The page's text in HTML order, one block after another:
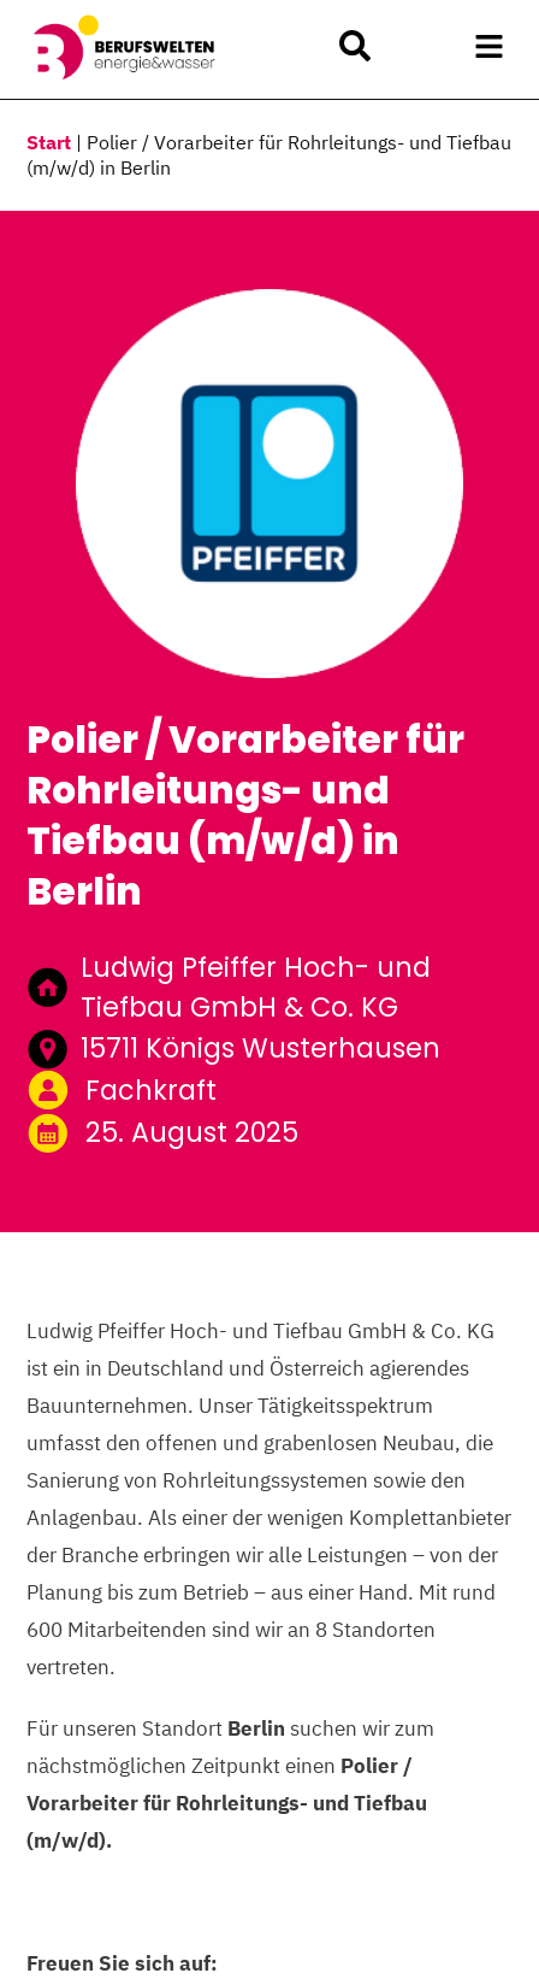
Start | Polier / Vorarbeiter für Rohrleitungs- und Tiefbau
(m/w/d) in Berlin
Polier / Vorarbeiter für
Rohrleitungs- und
Tiefbau (m/w/d) in
Berlin
Ludwig Pfeiffer Hoch- und
Tiefbau GmbH & Co. KG
15711 Königs Wusterhausen
Fachkraft
25. August 2025
Ludwig Pfeiffer Hoch- und Tiefbau GmbH & Co. KG
ist ein in Deutschland und Österreich agierendes
Bauunternehmen. Unser Tätigkeitsspektrum
umfasst den offenen und grabenlosen Neubau, die
Sanierung von Rohrleitungssystemen sowie den
Anlagenbau. Als einer der wenigen Komplettanbieter
der Branche erbringen wir alle Leistungen – von der
Planung bis zum Betrieb – aus einer Hand. Mit rund
600 Mitarbeitenden sind wir an 8 Standorten
vertreten.
Für unseren Standort Berlinsuchen wir zum
nächstmöglichen Zeitpunkt einen Polier /
Vorarbeiter für Rohrleitungs- und Tiefbau
(m/w/d).
Freuen Sie sich auf: